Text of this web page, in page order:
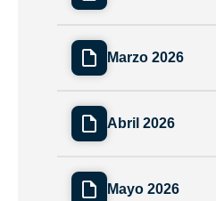
Marzo 2026
Abril 2026
Mayo 2026